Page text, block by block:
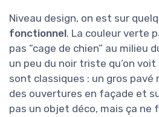
Niveau design, on est sur
fonctionnel. La couleur verte
pas “cage de chien” au milieu
un peu du noir triste qu’on
sont classiques : un gros pavé
des ouvertures en façade et
pas un objet déco, mais ça ne